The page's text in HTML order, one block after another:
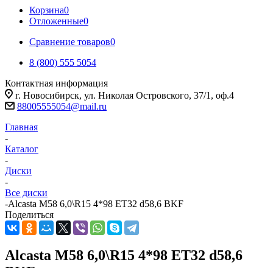
Корзина0
Отложенные0
Сравнение товаров0
8 (800) 555 5054
Контактная информация
г. Новосибирск, ул. Николая Островского, 37/1, оф.4
88005555054@mail.ru
Главная
-
Каталог
-
Диски
-
Все диски
-Alcasta M58 6,0\R15 4*98 ET32 d58,6 BKF
Поделиться
Alcasta M58 6,0\R15 4*98 ET32 d58,6